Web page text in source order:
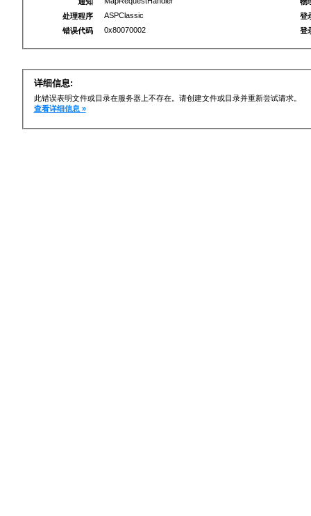
处理程序
ASPClassic
错误代码
0x80070002
登
登
详细信息:
此错误表明文件或目录在服务器上不存在。请创建文件或目录并重新尝试请求。
查看详细信息 »